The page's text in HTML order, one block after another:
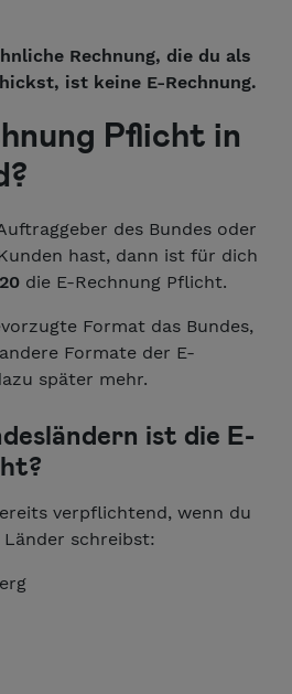
Rechnung, die du als
ist keine E-Rechnung.
Pflicht in
des Bundes oder
hast, dann ist für dich
die E-Rechnung Pflicht.
Format das Bundes,
Formate der E-
später mehr.
ist die E-
verpflichtend, wenn du
Länder schreibst: